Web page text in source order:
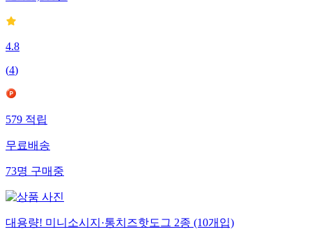
4.8
(4)
579적립
무료배송
73명구매중
대용량! 미니소시지·통치즈핫도그 2종 (10개입)